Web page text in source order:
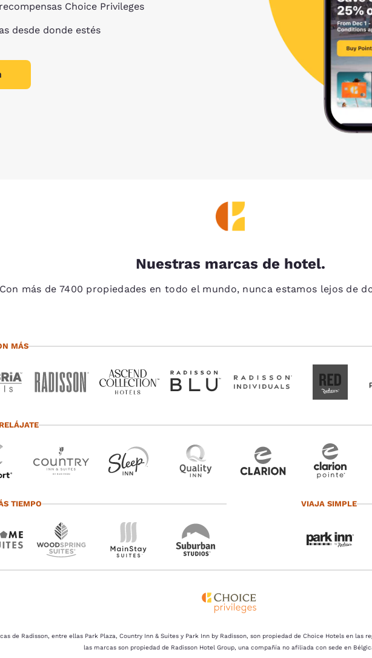
Choice Privileges
desde donde estés
Nuestras marcas de hotel.
Con más de 7400 propiedades en todo el mundo, nunca estamos lejos de
MÁS
TIEMPO VIAJA SIMPLE
de Radisson, entre ellas Park Plaza, Country Inn & Suites y Park Inn by Radisson, son propiedad de Choice Hotels en las
las marcas son propiedad de Radisson Hotel Group, una compañía no afiliada con sede en